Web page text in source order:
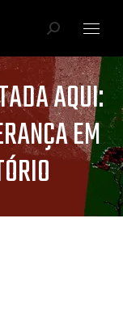
AQUI:
EM